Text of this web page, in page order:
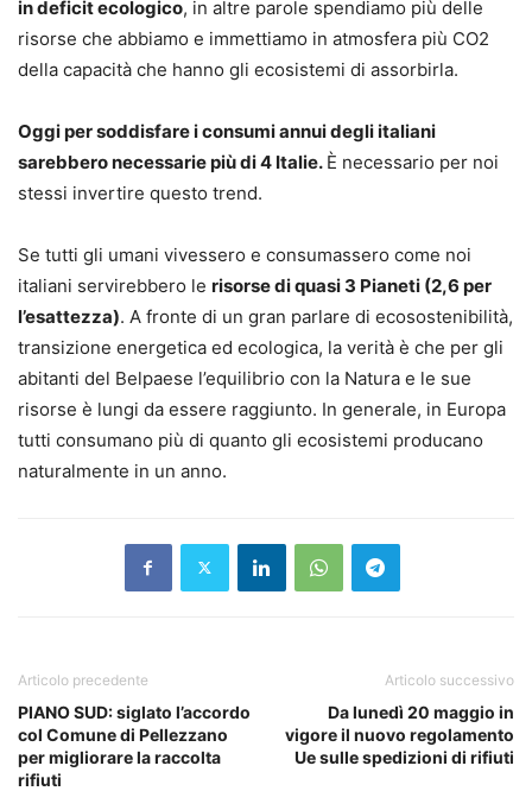
in deficit ecologico, in altre parole spendiamo più delle
risorse che abbiamo e immettiamo in atmosfera più CO2
della capacità che hanno gli ecosistemi di assorbirla.
Oggi per soddisfare i consumi annui degli italiani
sarebbero necessarie più di 4 Italie. È necessario per noi
stessi invertire questo trend.
Se tutti gli umani vivessero e consumassero come noi
italiani servirebbero le risorse di quasi 3 Pianeti (2,6 per
l’esattezza). A fronte di un gran parlare di ecosostenibilità,
transizione energetica ed ecologica, la verità è che per gli
abitanti del Belpaese l’equilibrio con la Natura e le sue
risorse è lungi da essere raggiunto. In generale, in Europa
tutti consumano più di quanto gli ecosistemi producano
naturalmente in un anno.
Articolo precedente
PIANO SUD: siglato l’accordo
col Comune di Pellezzano
per migliorare la raccolta
rifiuti
Articolo successivo
Da lunedì 20 maggio in
vigore il nuovo regolamento
Ue sulle spedizioni di rifiuti